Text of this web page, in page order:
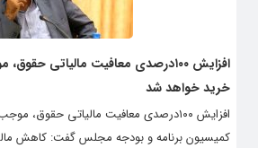
افزایش ۱۰۰درصدی معافیت مالیاتی
خرید خواهد شد
افزایش ۱۰۰درصدی معافیت مالیاتی حقوق،
کمیسیون برنامه و بودجه مجلس گفت: کاهش